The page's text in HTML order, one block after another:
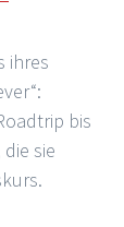
ihres
bis
die sie